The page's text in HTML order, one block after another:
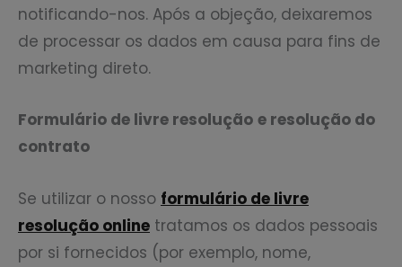
notificando-nos. Após a objeção, deixaremos
de processar os dados em causa para fins de
marketing direto.
Formulário de livre resolução e resolução do
contrato
Se utilizar o nosso formulário de livre
resolução online tratamos os dados pessoais
por si fornecidos (por exemplo, nome,